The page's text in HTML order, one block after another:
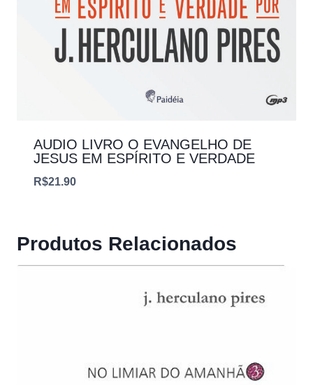
AUDIO LIVRO O EVANGELHO DE
JESUS EM ESPÍRITO E VERDADE
R$21.90
Produtos Relacionados